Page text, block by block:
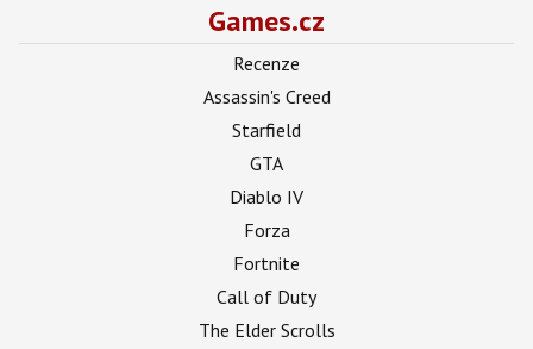
Games.cz
Recenze
Assassin's Creed
Starfield
GTA
Diablo IV
Forza
Fortnite
Call of Duty
The Elder Scrolls